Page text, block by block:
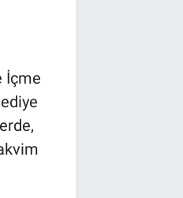
İçme